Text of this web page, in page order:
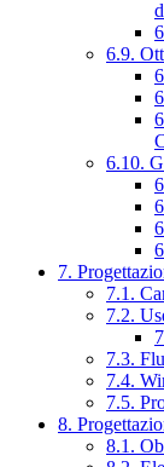
6.9.
6.10.
7.
7.1.
7.2.
7.3.
7.4.
7.5.
8.
8.1.